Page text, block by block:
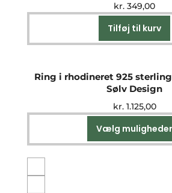
kr. 349,00
Tilføj til kurv
Ring i rhodineret 925
Sølv Design
kr.1.125,00
Vælg muligheder